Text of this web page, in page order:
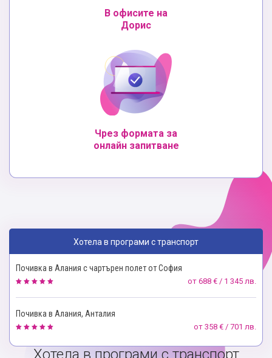
В офисите на
Дорис
Чрез формата за
онлайн запитване
Хотела в програми с транспорт
Почивка в Алания с чартърен полет от София
от 688 € / 1 345 лв.
Почивка в Алания, Анталия
от 358 € / 701 лв.
Хотела в програми с транспорт